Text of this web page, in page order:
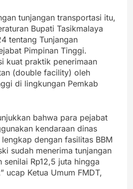
tunjangan transportasi itu,
Bupati Tasikmalaya
tentang Tunjangan
Pimpinan Tinggi.
kuat praktik penerimaan
(double facility) oleh
di lingkungan Pemkab
bahwa para pejabat
kendaraan dinas
dengan fasilitas BBM
sudah menerima tunjangan
senilai Rp12,5 juta hingga
ucap Ketua Umum FMDT,